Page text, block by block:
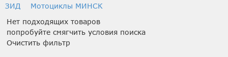
ЗИД
Мотоциклы МИНСК
Нет подходящих товаров
попробуйте смягчить условия поиска
Очистить фильтр